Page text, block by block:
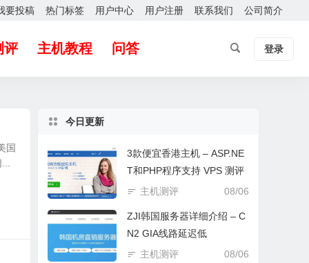
要投稿 热门标签 用户中心 用户注册 联系我们 公司简介
评 主机教程 问答 登录
国
今日更新
3款便宜香港主机 – ASP.NE
T和PHP程序支持 VPS 测评
08/06
主机测评
ZJI韩国服务器详细介绍 – C
N2 GIA线路延迟低
08/06
主机测评